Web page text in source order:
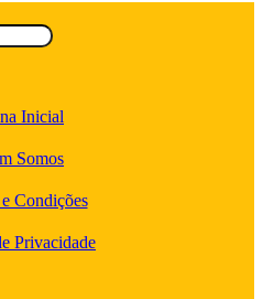
Inicial
Somos
Condições
Privacidade